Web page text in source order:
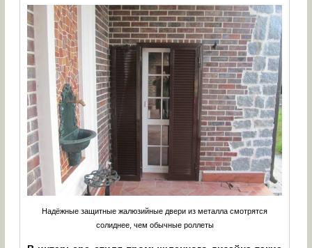
Надёжные защитные жалюзийные двери из металла смотрятся
солиднее, чем обычные роллеты